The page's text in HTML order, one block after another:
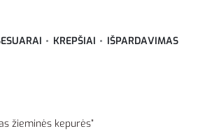
KREPŠIAI IŠPARDAVIMAS
žieminės kepurės”